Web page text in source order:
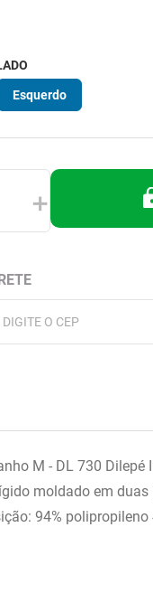
Esquerdo
＋
M - DL 730
moldado em duas
94%